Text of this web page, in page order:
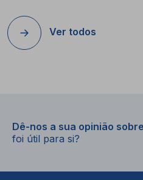
Ver todos
Dê-nos a sua opinião
foi útil para si?